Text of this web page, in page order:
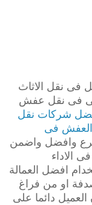
فى نقل الاثاث
فى نقل عفش
شركات نقل
فى
وافضل واضمن
الاداء
افضل العمالة
او من فراغ
العميل دائما على